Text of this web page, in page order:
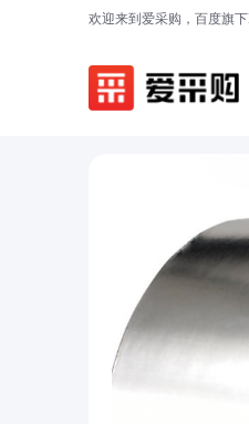
欢迎来到爱采购，百度旗